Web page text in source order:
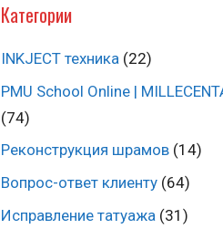
Категории
INKJECT техника (22)
PMU School Online |
(74)
Pеконструкция шрамов(14)
Вопрос-ответ клиенту(64)
Исправление татуажа (31)